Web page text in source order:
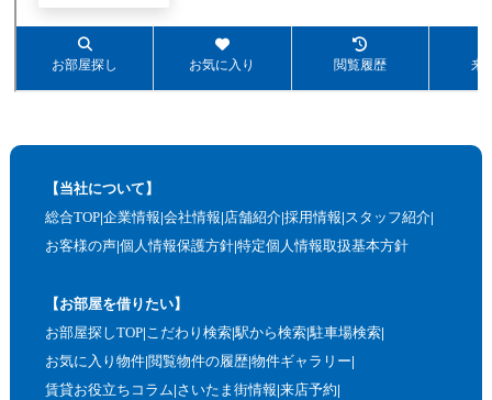
【当社について】
総合TOP 企業情報 会社情報 店舗紹介 採用情報 スタッフ紹介
お客様の声 個人情報保護方針 特定個人情報取扱基本方針
【お部屋を借りたい】
お部屋探しTOP こだわり検索 駅から検索 駐車場検索
お気に入り物件 閲覧物件の履歴 物件ギャラリー
賃貸お役立ちコラム さいたま街情報 来店予約